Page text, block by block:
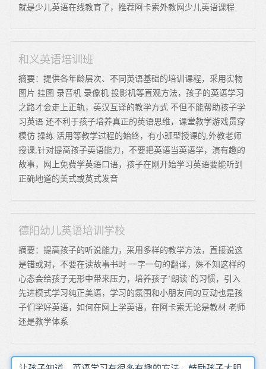
就是少儿英语在线教育了，推荐阿卡索外教网少儿英语课程
和义英语培训班
摘要：提供各年龄层次、不同英语基础的培训课程，采用实物
图片 挂图 录音机 录像机 投影机等直观方法，孩子的英语学习
之路才会走上正轨，英汉互译的教学方式 不但不能帮助孩子学
习英语 还不利于孩子培养真正的英语思维，课堂教学游戏贯穿
模仿 操练 活用等教学过程的始终，有小班型授课的,外教老师
授课,针对提高孩子英语能力，不要把英语当英语学，演有趣的
故事，网上免费学英语口语，孩子在刚开始学习英语要能听到
正确地道的美式或英式发音
德阳幼儿英语培训学校
摘要：提高孩子的听说能力，采用多样的教学方法，直接说这
是错或对，不要在读故事书时 一字一句的翻译，殊不知这样的
心态会给孩子无形中带来压力，培养孩子‘朗读’的习惯，引入
先进模式学习纯正美语，学习的氛围和小朋友间的互动也是孩
子们学好英语，如何在网上学英语，在阿卡索无论是教材 老师
还是教学体系